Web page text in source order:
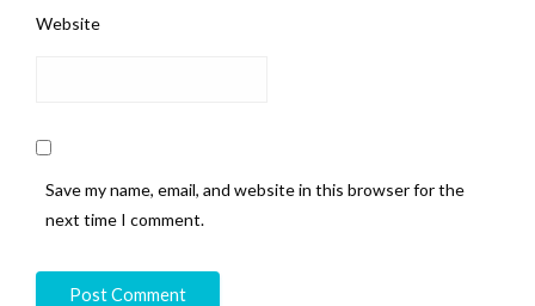
Website
Save my name, email, and website in this browser for the
next time I comment.